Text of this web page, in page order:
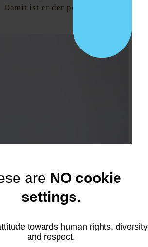
ist er der perfekte Gast
are NO cookie
settings.
towards human rights, diversity
and respect.